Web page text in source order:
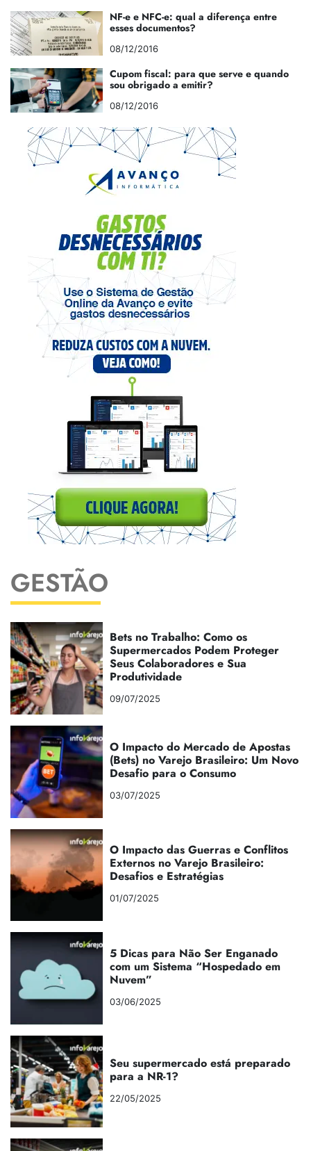
NF-e e NFC-e: qual a diferença entre
esses documentos?
08/12/2016
Cupom fiscal: para que serve e quando
sou obrigado a emitir?
08/12/2016
GESTÃO
Bets no Trabalho: Como os
Supermercados Podem Proteger
Seus Colaboradores e Sua
Produtividade
09/07/2025
O Impacto do Mercado de Apostas
(Bets) no Varejo Brasileiro: Um Novo
Desafio para o Consumo
03/07/2025
O Impacto das Guerras e Conflitos
Externos no Varejo Brasileiro:
Desafios e Estratégias
01/07/2025
5 Dicas para Não Ser Enganado
com um Sistema “Hospedado em
Nuvem”
03/06/2025
Seu supermercado está preparado
para a NR-1?
22/05/2025